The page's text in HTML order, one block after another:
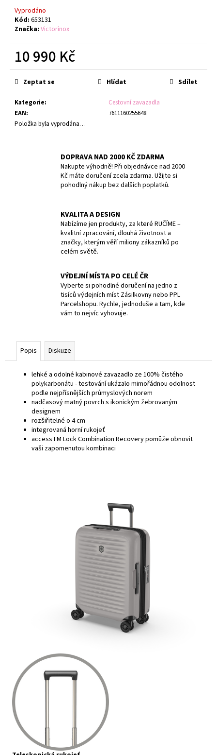
Vyprodáno
Kód: 653131
Značka: Victorinox
10 990 Kč
Měrná
cena:
Kategorie:
Cestovní zavazadla
EAN:
7611160255648
Položka byla vyprodána…
Zeptat se Hlídat Sdílet
DOPRAVA NAD 2000 KČ ZDARMA
Nakupte výhodně! Při objednávce nad 2000
Kč máte doručení zcela zdarma. Užijte si
pohodlný nákup bez dalších poplatků.
KVALITA A DESIGN
Nabízíme jen produkty, za které RUČÍME –
kvalitní zpracování, dlouhá životnost a
značky, kterým věří miliony zákazníků po
celém světě.
VÝDEJNÍ MÍSTA PO CELÉ ČR
Vyberte si pohodlné doručení na jedno z
tisíců výdejních míst Zásilkovny nebo PPL
Parcelshopu. Rychle, jednoduše a tam, kde
vám to nejvíc vyhovuje.
Popis Diskuze
lehké a odolné kabinové zavazadlo ze 100% čistého
polykarbonátu - testování ukázalo mimořádnou odolnost
podle nejpřísnějších průmyslových norem
nadčasový matný povrch s ikonickým žebrovaným
designem
rozšiřitelné o 4 cm
integrovaná horní rukojeť
accessTM Lock Combination Recovery pomůže obnovit
vaši zapomenutou kombinaci
KNIFE,
2PCS,
11CM,
WAVY,
RED,
BOX
379
Kč
Původně: